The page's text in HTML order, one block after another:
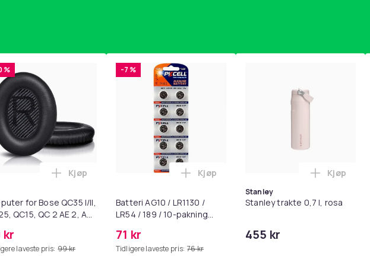
6-rørs fotpedal motstandsbånd - mage- og kjernetrening, yoga og
%
for Bose QC35 I/II,
QC15, QC 2 AE 2, AE
Black
kr
laveste pris: 99 kr
Legg Øreputer for Bose QC35 I/II, QC25, QC15, QC 2 AE 2, AE 2i, AE 2w,
Kjøp
-7 %
Batteri AG10 / LR1130 /
LR54 / 189 / 10-pakning
71 kr
Tidligere laveste pris: 76 kr
Legg Batteri AG10 / LR1130 / LR54 / 189
Kjøp
Stanley
Stanley trakte 0,7 l, rosa
455 kr
Legg
Kjøp